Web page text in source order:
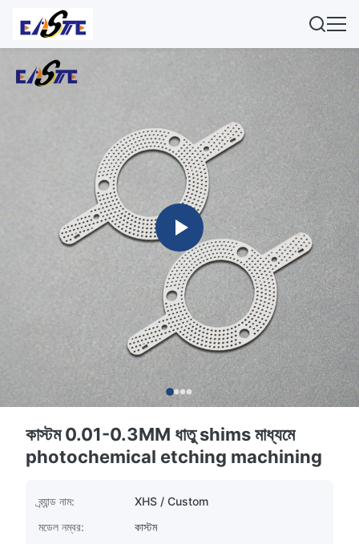
কাস্টম 0.01-0.3MM ধাতু shims মাধ্যমে
photochemical etching machining
ব্র্যান্ড নাম:
XHS / Custom
মডেল নম্বর:
কাস্টম